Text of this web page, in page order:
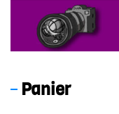
Panier